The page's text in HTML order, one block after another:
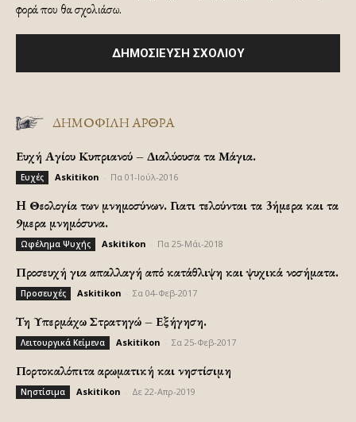
φορά που θα σχολιάσω.
ΔΗΜΟΦΙΛΗ ΑΡΘΡΑ
Ευχή Αγίου Κυπριανού – Διαλύουσα τα Μάγια.
Ευχές Askitikon Πα 01-Ιούλ-2016
H Θεολογία των μνημοσύνων. Γιατι τελούνται τα 3ήμερα και τα
9μερα μνημόσυνα.
Ωφέλημα Ψυχής Askitikon Πα 25-Μάι-2018
Προσευχή για απαλλαγή από κατάθλιψη και ψυχικά νοσήματα.
Προσευχές Askitikon Σα 04-Φεβ-2017
Τη Υπερμάχω Στρατηγώ – Εξήγηση.
Λειτουργικά Κείμενα Askitikon Σα 25-Φεβ-2017
Πορτοκαλόπιτα αρωματική και νηστίσιμη
Νηστίσιμα Askitikon Δε 22-Απρ-2019